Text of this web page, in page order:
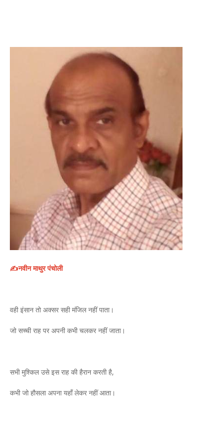
✍️नवीन माथुर पंचोली
वही इंसान तो अक्सर सही मंजिल नहीं पाता।
जो सच्ची राह पर अपनी कभी चलकर नहीं जाता।
सभी मुश्किल उसे इस राह की हैरान करती है,
कभी जो हौसला अपना यहाँ लेकर नहीं आता।